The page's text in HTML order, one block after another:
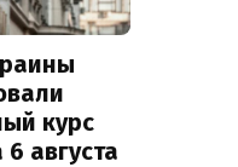
курс
августа